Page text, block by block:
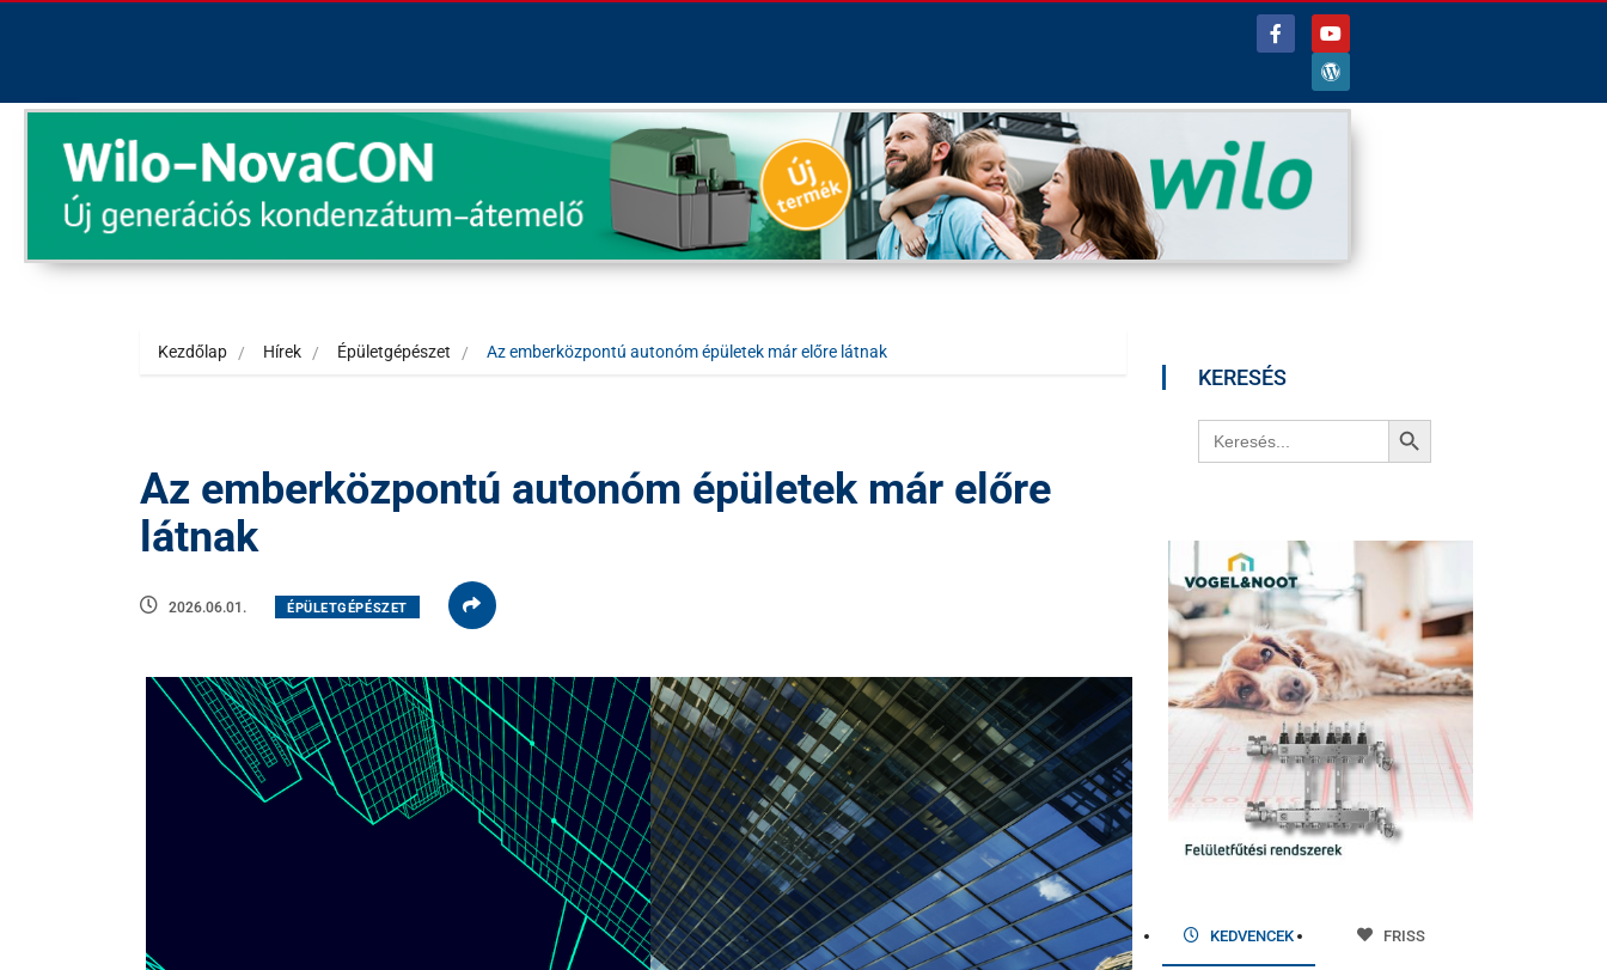
Kezdőlap Hírek Épületgépészet Az emberközpontú autonóm épületek már előre látnak
Az emberközpontú autonóm épületek már előre
látnak
2026.06.01. ÉPÜLETGÉPÉSZET
KERESÉS
Search
for:
Search Button
KEDVENCEK FRISS